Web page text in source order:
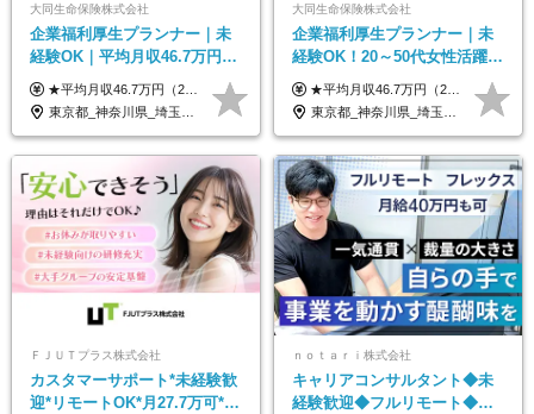
大同生命保険株式会社
企業福利厚生プランナー｜未
経験OK｜平均月収46.7万円｜
リモートOK｜残業ほぼなし｜
転勤なし｜女性活躍中
★平均月収46.7万円（2024年度実績） ★安心の固定給＋賞与年2回＋インセンティブ！手当も充実 月給21万円～23万円＋諸手当＋インセンティブ＋賞与年2回 ※給与は年間平均の税込定例給与です。賞与は含みません。 ※約3週間の研修期間中は日当8000円を支給いたします。 ※試用期間6ヵ月あり（期間中の条件変更なし） ◆東京・神奈川・千葉・埼玉・愛知（一部）・京都・大阪・兵庫（一部）：月給23万円以上 ◆静岡（一部）・三重・岐阜：月給22万円以上 ◆上記以外の地域：月給21万円以上
東京都_神奈川県_埼玉県_千葉県_大阪府_愛知県_北海道_青森県_岩手県_宮城県_秋田県_山形県_福島県_茨城県_栃木県_群馬県_新潟県_山梨県_長野県_富山県_石川県_福井県_静岡県_岐阜県_三重県_兵庫県_京都府_滋賀県_奈良県_和歌山県_広島県_岡山県_鳥取県_島根県_山口県_徳島県_香川県_愛媛県_高知県_福岡県_熊本県_佐賀県_長崎県_大分県_宮崎県_鹿児島県_沖縄県
大同生命保険株式会社
企業福利厚生プランナー｜未
経験OK！20～50代女性活躍｜
リモートOK｜平均月収46.7万
｜子育て＆介護支援◎
★平均月収46.7万円（2024年度実績） ★安心の固定給＋賞与年2回＋インセンティブ！手当も充実 月給21万円～23万円＋諸手当＋インセンティブ＋賞与年2回 ※給与は年間平均の税込定例給与です。賞与は含みません。 ※約3週間の研修期間中は日当8000円を支給いたします。 ※試用期間6ヵ月あり（期間中の条件変更なし） ◆東京・神奈川・千葉・埼玉・愛知（一部）・京都・大阪・兵庫（一部）：月給23万円以上 ◆静岡（一部）・三重・岐阜：月給22万円以上 ◆上記以外の地域：月給21万円以上
東京都_神奈川県_埼玉県_千葉県_大阪府_愛知県_北海道_青森県_岩手県_宮城県_秋田県_山形県_福島県_茨城県_栃木県_群馬県_新潟県_山梨県_長野県_富山県_石川県_福井県_静岡県_岐阜県_三重県_兵庫県_京都府_滋賀県_奈良県_和歌山県_広島県_岡山県_鳥取県_島根県_山口県_徳島県_香川県_愛媛県_高知県_福岡県_熊本県_佐賀県_長崎県_大分県_宮崎県_鹿児島県_沖縄県
ＦＪＵＴプラス株式会社
カスタマーサポート*未経験歓
迎*リモートOK*月27.7万可*賞
ｎｏｔａｒｉ株式会社
キャリアコンサルタント◆未
経験歓迎◆フルリモート◆フ